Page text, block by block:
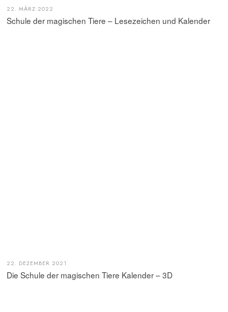
22. MÄRZ 2022
Schule der magischen Tiere – Lesezeichen und Kalender
22. DEZEMBER 2021
Die Schule der magischen Tiere Kalender – 3D